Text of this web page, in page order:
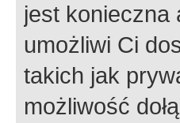
jest konieczna
umożliwi Ci
takich jak
możliwość